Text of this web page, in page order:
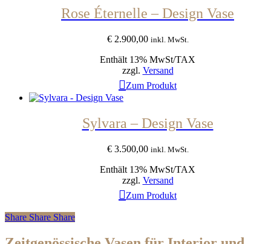
Rose Éternelle – Design Vase
€2.900,00 inkl. MwSt.
Enthält 13% MwSt/TAX
zzgl. Versand
Zum Produkt
Sylvara – Design Vase
€3.500,00 inkl. MwSt.
Enthält 13% MwSt/TAX
zzgl. Versand
Zum Produkt
Share Share Share